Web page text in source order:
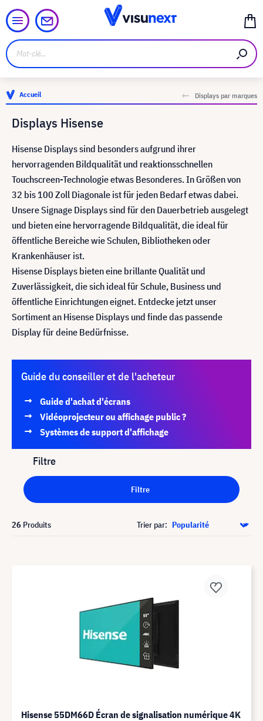
Accueil Displays par marques
Displays Hisense
Hisense Displays sind besonders aufgrund ihrer
hervorragenden Bildqualität und reaktionsschnellen
Touchscreen-Technologie etwas Besonderes. In Größen von
32 bis 100 Zoll Diagonale ist für jeden Bedarf etwas dabei.
Unsere Signage Displays sind für den Dauerbetrieb ausgelegt
und bieten eine hervorragende Bildqualität, die ideal für
öffentliche Bereiche wie Schulen, Bibliotheken oder
Krankenhäuser ist.
Hisense Displays bieten eine brillante Qualität und
Zuverlässigkeit, die sich ideal für Schule, Business und
öffentliche Einrichtungen eignet. Entdecke jetzt unser
Sortiment an Hisense Displays und finde das passende
Display für deine Bedürfnisse.
Guide du conseiller et de l'acheteur
Guide d'achat d'écrans
Vidéoprojecteur ou affichage public ?
Systèmes de support d'affichage
Filtre
Filtre
26 Produits Trier par:
Hisense 55DM66D Écran de signalisation numérique 4K